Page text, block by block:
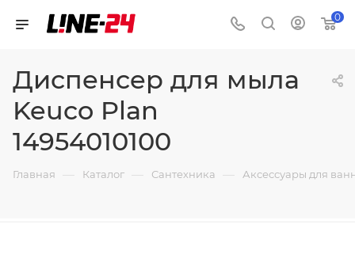
0
Диспенсер для мыла
Keuco Plan
14954010100
Главная — Каталог — Сантехника — Аксессуары для